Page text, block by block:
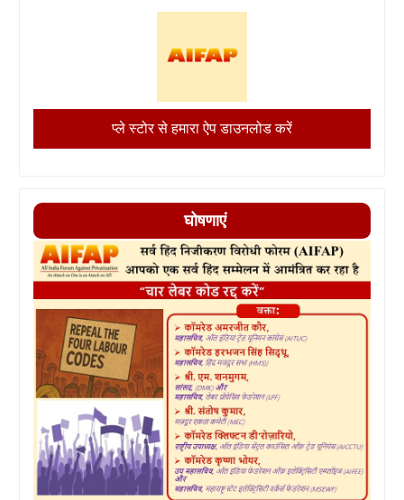
प्ले स्टोर से हमारा ऐप डाउनलोड करें
घोषणाएं